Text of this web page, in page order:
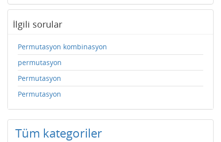
İlgili sorular
Permutasyon kombinasyon
permutasyon
Permutasyon
Permutasyon
Tüm kategoriler